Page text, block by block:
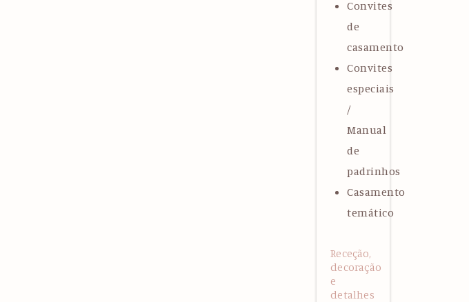
Convites
de
casamento
Convites
especiais
/
Manual
de
padrinhos
Casamento
temático
Receção,
decoração
e
detalhes